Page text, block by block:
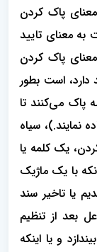
پاک کردن
به معنای تایید
پاک کردن
دارد، است بطور
پاک می‌کنند تا
نمایند.)، سیاه
یک کلمه یا
با یک ماژیک
یا تاخیر سند
بعد از تنظیم
و یا اینکه